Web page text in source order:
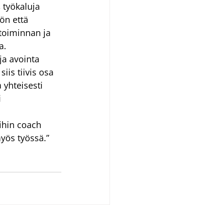
työkaluja
että
ja
avointa
tiivis osa
yhteisesti
coach
työssä.”